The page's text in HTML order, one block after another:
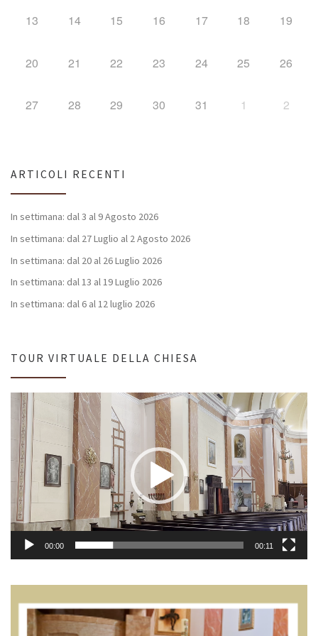
13 14 15 16 17 18 19
20 21 22 23 24 25 26
27 28 29 30 31 1 2
ARTICOLI RECENTI
In settimana: dal 3 al 9 Agosto 2026
In settimana: dal 27 Luglio al 2 Agosto 2026
In settimana: dal 20 al 26 Luglio 2026
In settimana: dal 13 al 19 Luglio 2026
In settimana: dal 6 al 12 luglio 2026
TOUR VIRTUALE DELLA CHIESA
Video
Player
00:00 00:11